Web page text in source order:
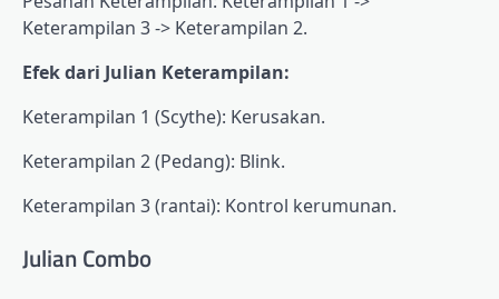
Keterampilan 3 -> Keterampilan 2.
Efek dari Julian Keterampilan:
Keterampilan 1 (Scythe): Kerusakan.
Keterampilan 2 (Pedang): Blink.
Keterampilan 3 (rantai): Kontrol kerumunan.
Julian Combo